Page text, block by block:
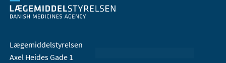
Lægemiddelstyrelsen
Axel Heides Gade 1